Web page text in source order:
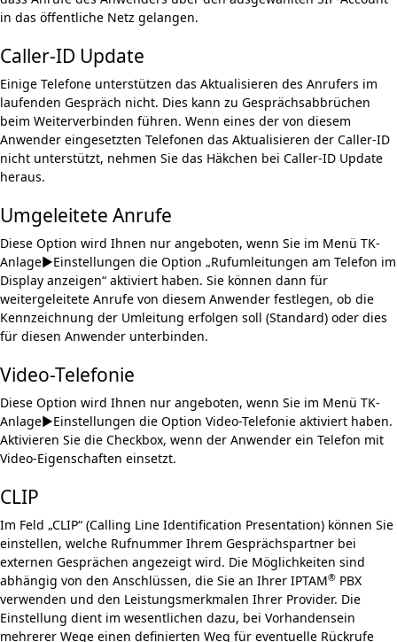
in das öffentliche Netz gelangen.
Caller-ID Update
Einige Telefone unterstützen das Aktualisieren des Anrufers im
laufenden Gespräch nicht. Dies kann zu Gesprächsabbrüchen
beim Weiterverbinden führen. Wenn eines der von diesem
Anwender eingesetzten Telefonen das Aktualisieren der Caller-ID
nicht unterstützt, nehmen Sie das Häkchen bei Caller-ID Update
heraus.
Umgeleitete Anrufe
Diese Option wird Ihnen nur angeboten, wenn Sie im Menü TK-
Anlage►Einstellungen die Option „Rufumleitungen am Telefon im
Display anzeigen“ aktiviert haben. Sie können dann für
weitergeleitete Anrufe von diesem Anwender festlegen, ob die
Kennzeichnung der Umleitung erfolgen soll (Standard) oder dies
für diesen Anwender unterbinden.
Video-Telefonie
Diese Option wird Ihnen nur angeboten, wenn Sie im Menü TK-
Anlage►Einstellungen die Option Video-Telefonie aktiviert haben.
Aktivieren Sie die Checkbox, wenn der Anwender ein Telefon mit
Video-Eigenschaften einsetzt.
CLIP
Im Feld „CLIP“ (Calling Line Identification Presentation) können Sie
einstellen, welche Ruf­nummer Ihrem Gesprächspartner bei
externen Gesprächen angezeigt wird. Die Möglichkei­ten sind
abhängig von den Anschlüssen, die Sie an Ihrer IPTAM® PBX
verwenden und den Leistungsmerkmalen Ihrer Provider. Die
Einstellung dient im wesentlichen dazu, bei Vor­handensein
mehrerer Wege einen definierten Weg für eventuelle Rückrufe